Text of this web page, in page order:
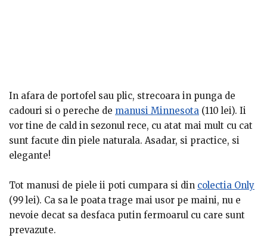
In afara de portofel sau plic, strecoara in punga de
cadouri si o pereche de manusi Minnesota (110 lei). Ii
vor tine de cald in sezonul rece, cu atat mai mult cu cat
sunt facute din piele naturala. Asadar, si practice, si
elegante!
Tot manusi de piele ii poti cumpara si din colectia Only
(99 lei). Ca sa le poata trage mai usor pe maini, nu e
nevoie decat sa desfaca putin fermoarul cu care sunt
prevazute.